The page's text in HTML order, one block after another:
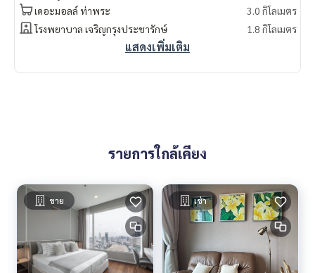
เดอะมอลล์ ท่าพระ
3.0 กิโลเมตร
โรงพยาบาล เจริญกรุงประชารักษ์
1.8 กิโลเมตร
แสดงเพิ่มเติม
รายการใกล้เคียง
ขาย เช่า